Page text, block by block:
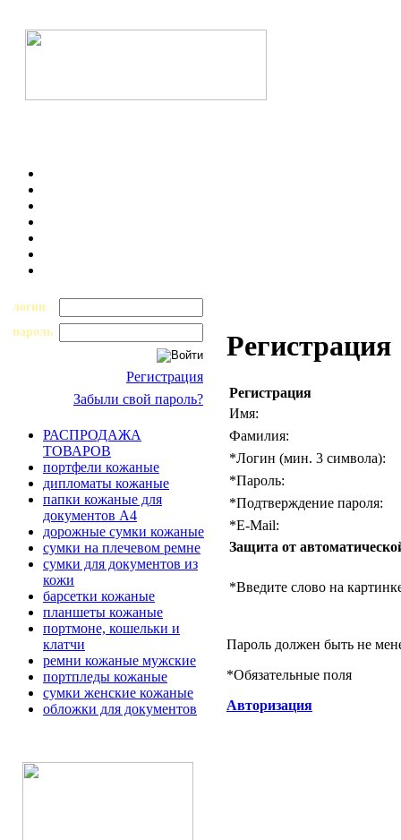
логин
пароль
Регистрация
Забыли свой пароль?
РАСПРОДАЖА
ТОВАРОВ
портфели кожаные
дипломаты кожаные
папки кожаные для
документов А4
дорожные сумки кожаные
сумки на плечевом ремне
сумки для документов из
кожи
барсетки кожаные
планшеты кожаные
портмоне, кошельки и
клатчи
ремни кожаные мужские
портпледы кожаные
сумки женские кожаные
обложки для документов
Регистрация
Регистрация
Имя:
Фамилия:
*Логин (мин. 3 символа):
*Пароль:
*Подтверждение пароля:
*E-Mail:
Защита от
*Введите слово на
Пароль должен быть не
*Обязательные поля
Авторизация